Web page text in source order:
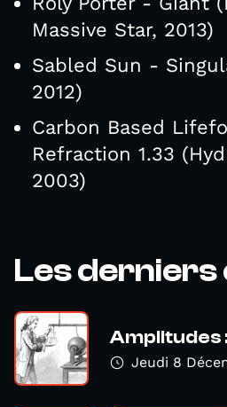
Massive Star, 2013)
Sabled Sun -
2012)
Carbon Based
Refraction 1.33
2003)
Les derniers
Amplitudes
Jeudi 8